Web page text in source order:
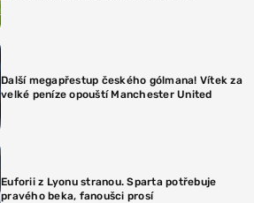
Další megapřestup českého gólmana! Vítek za
velké peníze opouští Manchester United
Euforii z Lyonu stranou. Sparta potřebuje
pravého beka, fanoušci prosí